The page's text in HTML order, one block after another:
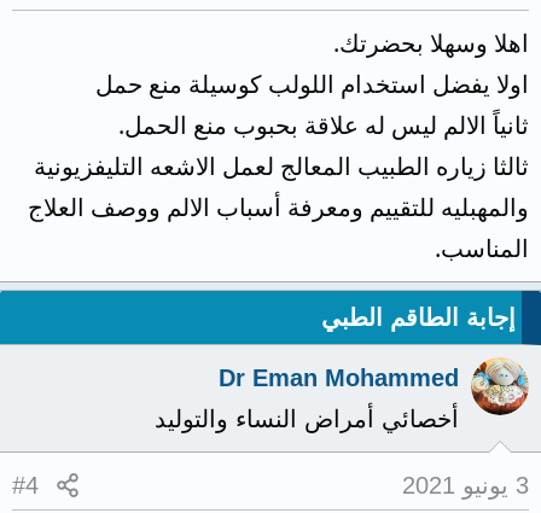
اهلا وسهلا بحضرتك.
اولا يفضل استخدام اللولب كوسيلة منع حمل
ثانياً الالم ليس له علاقة بحبوب منع الحمل.
ثالثا زياره الطبيب المعالج لعمل الاشعه التليفزيونية
والمهبليه للتقييم ومعرفة أسباب الالم ووصف العلاج
المناسب.
إجابة الطاقم الطبي
Dr Eman Mohammed
أخصائي أمراض النساء والتوليد
3 يونيو 2021 #4